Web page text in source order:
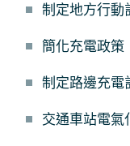
制定地方行動
簡化充電政策
制定路邊充電
交通車站電氣